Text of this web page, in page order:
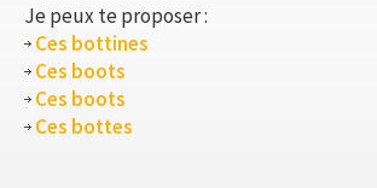
Je peux te proposer :
Ces bottines
Ces boots
Ces boots
Ces bottes